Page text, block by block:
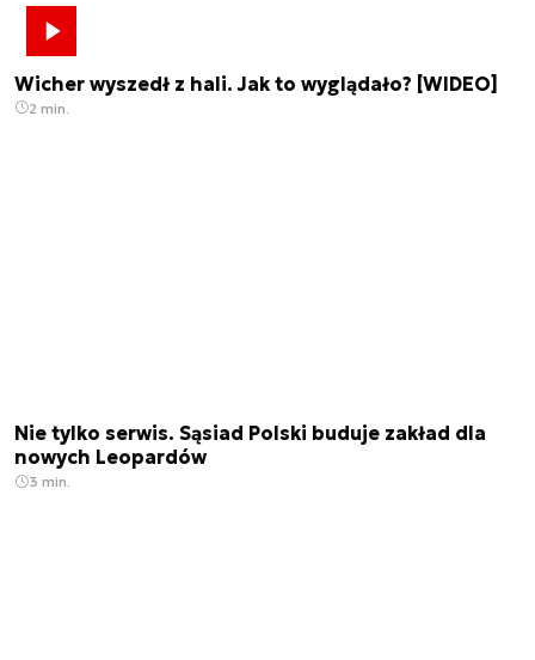
Wicher wyszedł z hali. Jak to wyglądało? [WIDEO]
2 min.
Nie tylko serwis. Sąsiad Polski buduje zakład dla
nowych Leopardów
3 min.